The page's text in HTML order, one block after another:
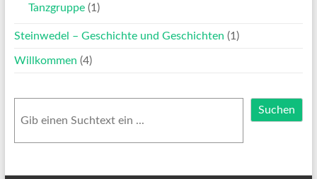
Tanzgruppe(1)
Steinwedel – Geschichte und Geschichten (1)
Willkommen (4)
Suchen